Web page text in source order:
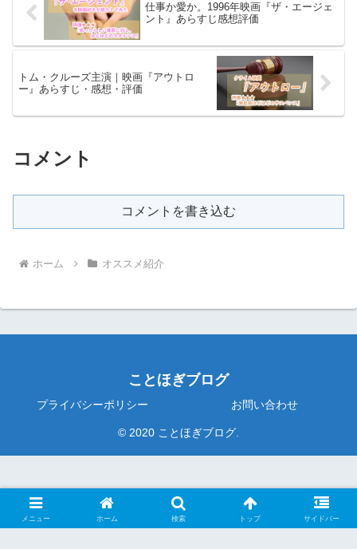
仕事か愛か。1996年映画『ザ・エージェ
ント』あらすじ感想評価
トム・クルーズ主演｜映画『アウトロ
ー』あらすじ・感想・評価
コメント
コメントを書き込む
ホーム オススメ紹介
ことほぎブログ
プライバシーポリシー お問い合わせ
© 2020 ことほぎブログ.
メニュー ホーム 検索 トップ サイドバー